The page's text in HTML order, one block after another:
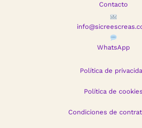
Contacto
WhatsApp
Política de
Política de cookies
Condiciones de